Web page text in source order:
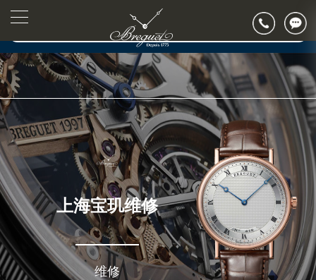
▲
▼
2026年7月宝玑上海市售后服务网络优化升级公告
2026年7月上海市宝玑官方售后客户服务热线：400-886-1507
2026年7月宝玑售后服务中心最新网点地址：
上海市徐汇区虹桥路3号港汇中心写字楼2座37层3705室（需提前预约）
节假日正常营业！
上海宝玑维修
维修